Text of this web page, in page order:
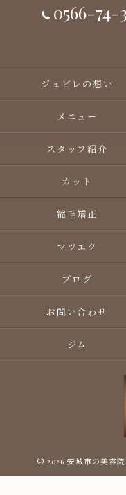
0566-74-
ジュビレの想い
メニュー
スタッフ紹介
カット
縮毛矯正
マツエク
ブログ
お問い合わせ
ジム
© 2026 安城市の美容院